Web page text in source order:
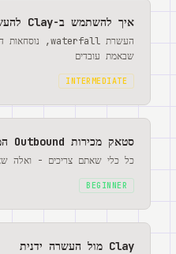
איך להשתמש ב-Clay להעשרת לידים
שבאמת עובדים
INTERMEDIATE
סטאק מכירות Outbound המלא לסטארטאפים ב-2026
כל כלי שאתם צריכים - ואלה
BEGINNER
Clay מול העשרה ידנית